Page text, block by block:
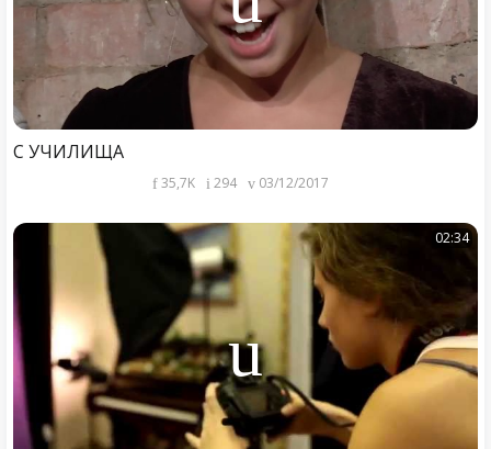
С УЧИЛИЩА
35,7K 294 03/12/2017
02:34